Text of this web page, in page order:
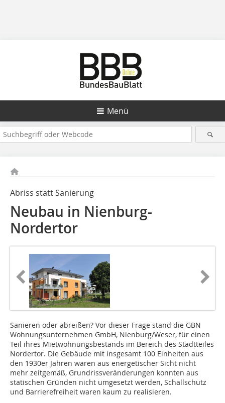
Menü
Abriss statt Sanierung
Neubau in Nienburg-
Nordertor
Sanieren oder abreißen? Vor dieser Frage stand die GBN
Wohnungsunternehmen GmbH, Nienburg/Weser, für einen
Teil ihres Mietwohnungsbestands im Bereich des Stadtteiles
Nordertor. Die Gebäude mit insgesamt 100 Einheiten aus
den 1930er Jahren waren aus energetischer Sicht nicht
mehr zeitgemäß, Grundrissveränderungen konnten aus
statischen Gründen nicht umgesetzt werden, Schallschutz
und Barrierefreiheit waren kaum zu realisieren.